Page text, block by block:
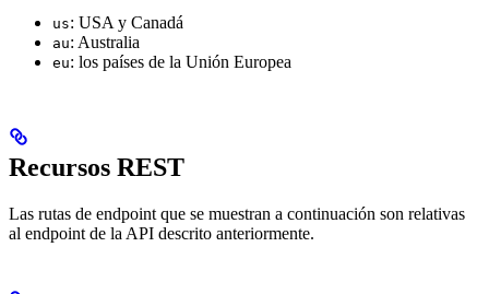
us: USA y Canadá
au: Australia
eu: los países de la Unión Europea
Recursos REST
Las rutas de endpoint que se muestran a continuación son relativas
al endpoint de la API descrito anteriormente.